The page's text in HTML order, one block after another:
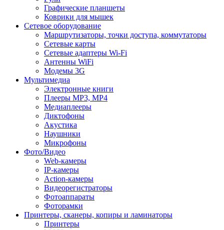
Графические планшеты
Коврики для мышек
Сетевое оборудование
Маршрутизаторы, точки доступа, коммутаторы
Сетевые карты
Сетевые адаптеры Wi-Fi
Антенны WiFi
Модемы 3G
Мультимедиа
Электронные книги
Плееры MP3, MP4
Медиаплееры
Диктофоны
Акустика
Наушники
Микрофоны
Фото/Видео
Web-камеры
IP-камеры
Action-камеры
Видеорегистраторы
Фотоаппараты
Фоторамки
Принтеры, сканеры, копиры и ламинаторы
Принтеры